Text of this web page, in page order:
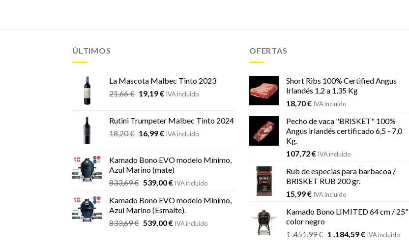
ÚLTIMOS
La Mascota Malbec Tinto 2023
21,66€ El
era:
21,66 €.
19,19€El
es:
19,19 €.
IVA incluido
Rutini Trumpeter Malbec Tinto 2024
18,20€ El
era:
18,20 €.
16,99€El
es:
16,99 €.
IVA incluido
Kamado Bono EVO modelo Mínimo,
Azul Marino (mate)
833,69€ El
original
era:
833,69 €.
539,00€El
actual
es:
539,00 €.
IVA incluido
Kamado Bono EVO modelo Mínimo,
Azul Marino (Esmalte).
833,69€ El
539,00€ElIVA incluido
OFERTAS
Short Ribs 100% Certified Angus
Irlandés 1,2 a 1,35 Kg
18,70€ IVA incluido
Pecho de vaca "BRISKET" 100%
Angus irlandés certificado 6,5 - 7,0
Kg.
107,72€ IVA incluido
Rub de especias para barbacoa /
BRISKET RUB 200 gr.
15,99€ IVA incluido
Kamado Bono LIMITED 64 cm / 25"
color negro
1 .451,99€ El
1 .184,59€ElIVA incluido